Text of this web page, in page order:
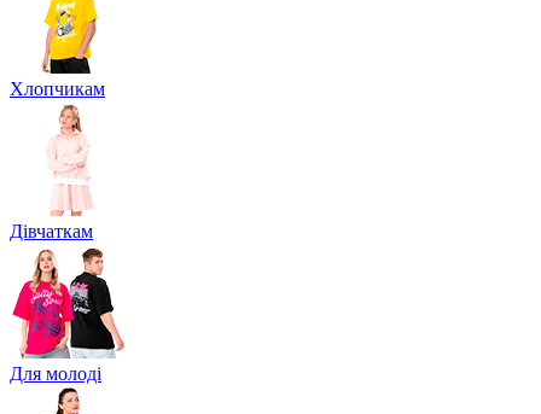
Хлопчикам
Дівчаткам
Для молоді